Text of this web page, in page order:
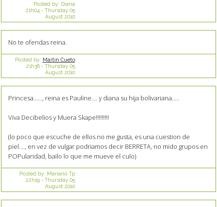
Posted by: Diana
21h04 - Thursday 05
August 2010
No te ofendas reina.
Posted by: Martin Cueto
21h36- Thursday 05
August 2010
Princesa......, reina es Pauline.... y diana su hija bolivariana.....
Viva Decibelios y Muera Skape!!!!!!!!!
(lo poco que escuche de ellos no me gusta, es una cuestion de
piel...., en vez de vulgar podriamos decir BERRETA, no mido grupos en
POPularidad, bailo lo que me mueve el culo)
Posted by: Mariano Tp
22h19- Thursday 05
August 2010